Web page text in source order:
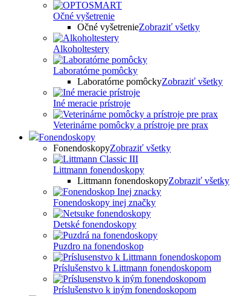
Očné vyšetrenie
Očné vyšetrenieZobraziť všetky
Alkoholtestery
Laboratórne pomôcky
Laboratórne pomôckyZobraziť všetky
Iné meracie prístroje
Veterinárne pomôcky a prístroje pre prax
Fonendoskopy
FonendoskopyZobraziť všetky
Littmann fonendoskopy
Littmann fonendoskopyZobraziť všetky
Fonendoskopy inej značky
Detské fonendoskopy
Puzdro na fonendoskop
Príslušenstvo k Littmann fonendoskopom
Príslušenstvo k iným fonendoskopom